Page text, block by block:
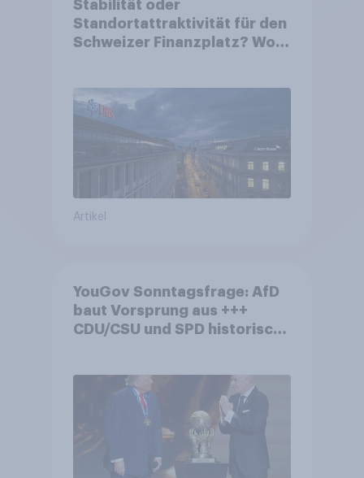
Stabilität oder
Standortattraktivität für den
Schweizer Finanzplatz? Wo
von Grossbanken steht
Artikel
YouGov Sonntagsfrage: AfD
baut Vorsprung aus +++
CDU/CSU und SPD historisch
Fußball-WM ohne Politik